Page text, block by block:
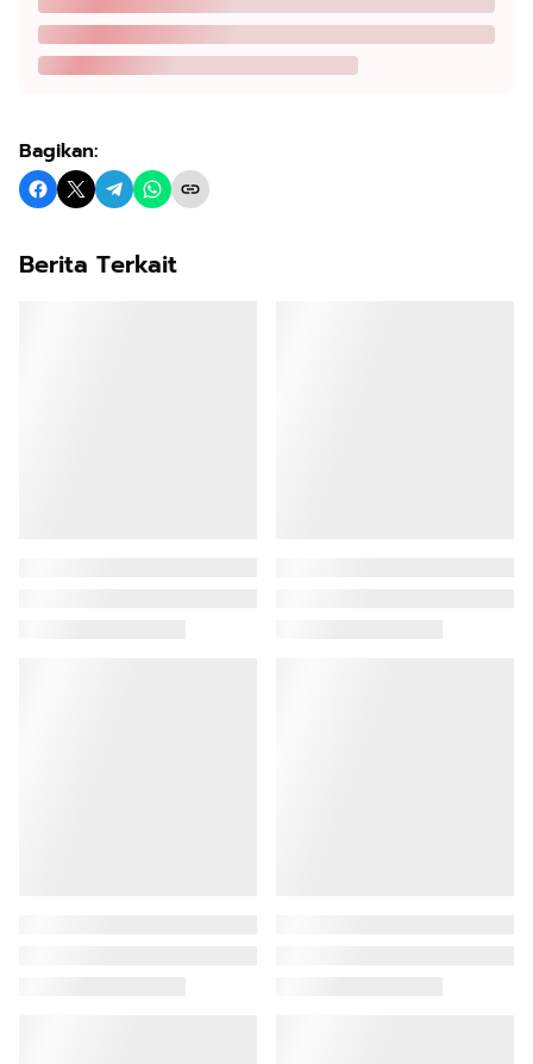
Bagikan:
Berita Terkait